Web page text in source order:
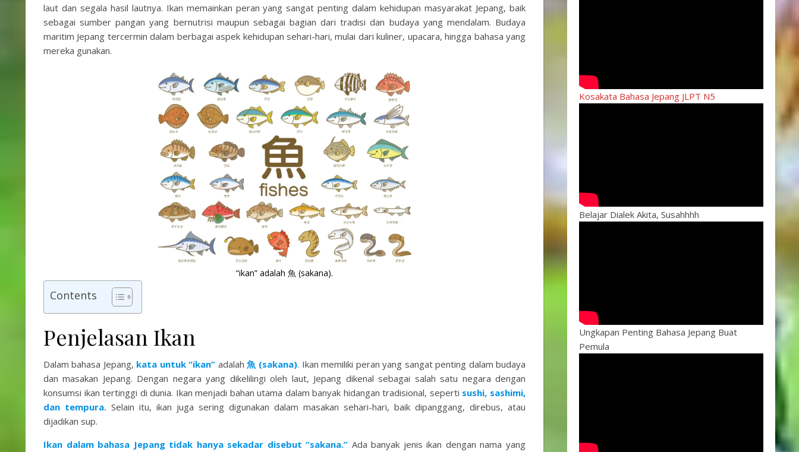
laut dan segala hasil lautnya. Ikan memainkan peran yang sangat penting dalam kehidupan masyarakat Jepang, baik
sebagai sumber pangan yang bernutrisi maupun sebagai bagian dari tradisi dan budaya yang mendalam. Budaya
maritim Jepang tercermin dalam berbagai aspek kehidupan sehari-hari, mulai dari kuliner, upacara, hingga bahasa yang
mereka gunakan.
“ikan” adalah 魚 (sakana).
Contents
Penjelasan Ikan
Dalam bahasa Jepang, kata untuk “ikan” adalah 魚 (sakana). Ikan memiliki peran yang sangat penting dalam budaya
dan masakan Jepang. Dengan negara yang dikelilingi oleh laut, Jepang dikenal sebagai salah satu negara dengan
konsumsi ikan tertinggi di dunia. Ikan menjadi bahan utama dalam banyak hidangan tradisional, seperti sushi, sashimi,
dan tempura. Selain itu, ikan juga sering digunakan dalam masakan sehari-hari, baik dipanggang, direbus, atau
dijadikan sup.
Ikan dalam bahasa Jepang tidak hanya sekadar disebut “sakana.” Ada banyak jenis ikan dengan nama yang
Kosakata Bahasa Jepang JLPT N5
Belajar Dialek Akita, Susahhhh
Ungkapan Penting Bahasa Jepang Buat
Pemula